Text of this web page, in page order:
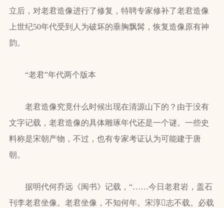
立后，对老君造像进行了修复，特聘专家修补了老君造像
上世纪50年代受到人为破坏的垂胸飘髯，恢复造像原有神
韵。
“老君”年代两个版本
老君造像究竟什么时候出现在清源山下的？由于没有
文字记载，老君造像的具体雕琢年代还是一个谜。一些史
料称是宋朝产物，不过，也有专家考证认为可能建于唐
朝。
据明代何乔远《闽书》记载，“……今日老君岩，盖石
刊李老君坐像。老君坐像，不知何年。宋淳志不载。必载